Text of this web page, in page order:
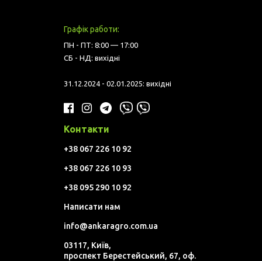
Графік работи:
ПН - ПТ: 8:00 — 17:00
СБ - НД: вихідні
31.12.2024 - 02.01.2025: вихідні
Контакти
+38 067 226 10 92
+38 067 226 10 93
+38 095 290 10 92
Написати нам
info@ankaragro.com.ua
03117, Київ,
проспект Берестейський, 67, оф.